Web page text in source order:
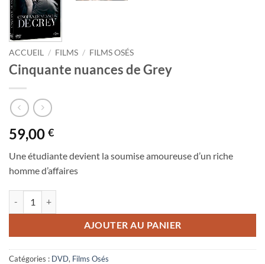
ACCUEIL / FILMS / FILMS OSÉS
Cinquante nuances de Grey
59,00 €
Une étudiante devient la soumise amoureuse d’un riche
homme d’affaires
AJOUTER AU PANIER
Catégories : DVD, Films Osés